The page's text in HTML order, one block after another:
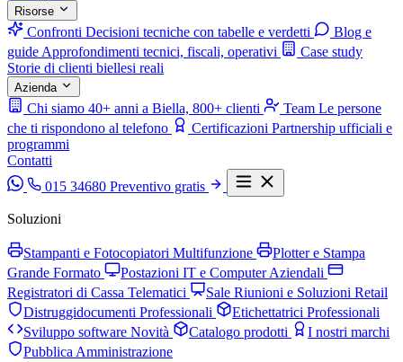
Risorse
Confronti Decisioni tecniche con tabelle e verdetti
Blog e
guide Approfondimenti tecnici, fiscali, operativi
Case study
Storie di clienti biellesi reali
Azienda
Chi siamo 40+ anni a Biella, 800+ clienti Team Le persone
che ti rispondono al telefono
Certificazioni Partnership ufficiali e
programmi
Contatti
015 34680 Preventivo gratis
Soluzioni
Stampanti e Fotocopiatori Multifunzione
Plotter e Stampa
Grande Formato
Postazioni IT e Computer Aziendali
Registratori di Cassa Telematici
Sale Riunioni e Soluzioni Retail
Distruggidocumenti Professionali
Etichettatrici Professionali
Sviluppo software Novità Catalogo prodotti
I nostri marchi
Pubblica Amministrazione